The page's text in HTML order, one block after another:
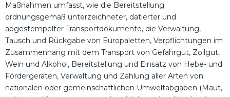
Maßnahmen umfasst, wie die Bereitstellung
ordnungsgemäß unterzeichneter, datierter und
abgestempelter Transportdokumente, die Verwaltung,
Tausch und Rückgabe von Europaletten, Verpflichtungen im
Zusammenhang mit dem Transport von Gefahrgut, Zollgut,
Wein und Alkohol, Bereitstellung und Einsatz von Hebe- und
Fördergeräten, Verwaltung und Zahlung aller Arten von
nationalen oder gemeinschaftlichen Umweltabgaben (Maut,